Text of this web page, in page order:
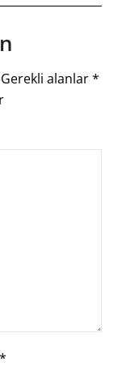
Gerekli alanlar*
*